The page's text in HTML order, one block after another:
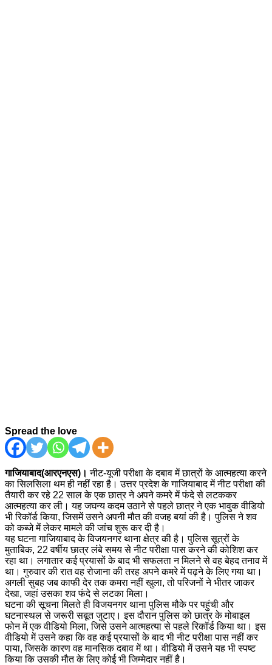
Spread the love
गाजियाबाद(आरएनएस)। नीट-यूजी परीक्षा के दबाव में छात्रों के आत्महत्या करने
का सिलसिला थम ही नहीं रहा है। उत्तर प्रदेश के गाजियाबाद में नीट परीक्षा की
तैयारी कर रहे 22 साल के एक छात्र ने अपने कमरे में फंदे से लटककर
आत्महत्या कर ली। यह जघन्य कदम उठाने से पहले छात्र ने एक भावुक वीडियो
भी रिकॉर्ड किया, जिसमें उसने अपनी मौत की वजह बयां की है। पुलिस ने शव
को कब्जे में लेकर मामले की जांच शुरू कर दी है।
यह घटना गाजियाबाद के विजयनगर थाना क्षेत्र की है। पुलिस सूत्रों के
मुताबिक, 22 वर्षीय छात्र लंबे समय से नीट परीक्षा पास करने की कोशिश कर
रहा था। लगातार कई प्रयासों के बाद भी सफलता न मिलने से वह बेहद तनाव में
था। गुरुवार की रात वह रोजाना की तरह अपने कमरे में पढ़ने के लिए गया था।
अगली सुबह जब काफी देर तक कमरा नहीं खुला, तो परिजनों ने भीतर जाकर
देखा, जहां उसका शव फंदे से लटका मिला।
घटना की सूचना मिलते ही विजयनगर थाना पुलिस मौके पर पहुंची और
घटनास्थल से जरूरी सबूत जुटाए। इस दौरान पुलिस को छात्र के मोबाइल
फोन में एक वीडियो मिला, जिसे उसने आत्महत्या से पहले रिकॉर्ड किया था। इस
वीडियो में उसने कहा कि वह कई प्रयासों के बाद भी नीट परीक्षा पास नहीं कर
पाया, जिसके कारण वह मानसिक दबाव में था। वीडियो में उसने यह भी स्पष्ट
किया कि उसकी मौत के लिए कोई भी जिम्मेदार नहीं है।